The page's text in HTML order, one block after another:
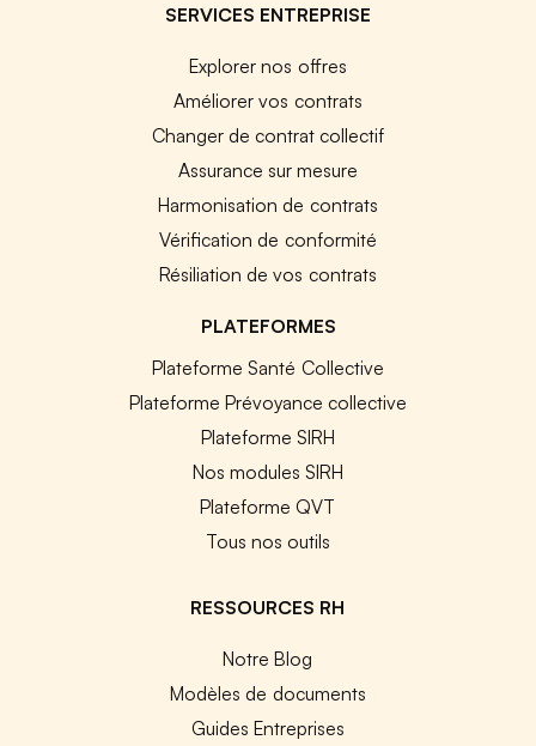
SERVICES ENTREPRISE
Explorer nos offres
Améliorer vos contrats
Changer de contrat collectif
Assurance sur mesure
Harmonisation de contrats
Vérification de conformité
Résiliation de vos contrats
PLATEFORMES
Plateforme Santé Collective
Plateforme Prévoyance collective
Plateforme SIRH
Nos modules SIRH
Plateforme QVT
Tous nos outils
RESSOURCES RH
Notre Blog
Modèles de documents
Guides Entreprises